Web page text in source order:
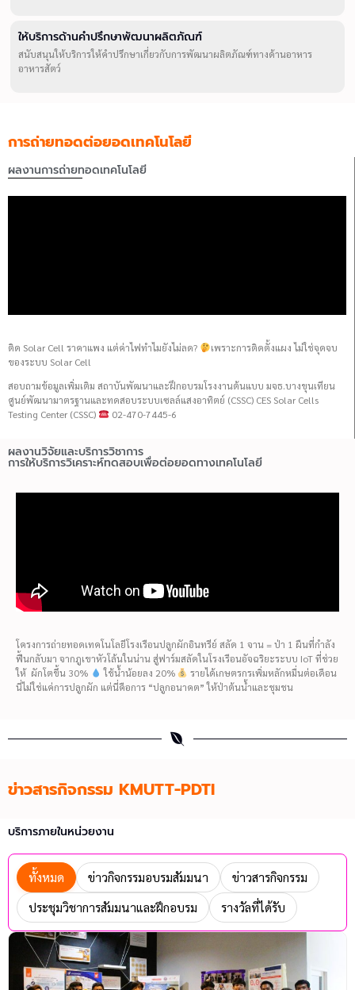
ให้บริการด้านคำปรึกษาพัฒนาผลิตภัณฑ์
สนับสนุนให้บริการให้คำปรึกษาเกี่ยวกับการพัฒนาผลิตภัณฑ์ทางด้านอาหาร
อาหารสัตว์
การถ่ายทอดต่อยอดเทคโนโลยี
ผลงานการถ่ายทอดเทคโนโลยี
ติด Solar Cell ราคาแพง แต่ค่าไฟทำไมยังไม่ลด?
เพราะการติดตั้งแผง ไม่ใช่จุดจบ
ของระบบ Solar Cell
สอบถามข้อมูลเพิ่มเติม สถาบันพัฒนาและฝึกอบรมโรงงานต้นแบบ มจธ.บางขุนเทียน
ศูนย์พัฒนามาตรฐานและทดสอบระบบเซลล์แสงอาทิตย์ (CSSC) CES Solar Cells
Testing Center (CSSC)
02-470-7445-6
ผลงานวิจัยและบริการวิชาการ
การให้บริการวิเคราะห์ทดสอบเพื่อต่อยอดทางเทคโนโลยี
โครงการถ่ายทอดเทคโนโลยีโรงเรือนปลูกผักอินทรีย์ สลัด 1 จาน = ป่า 1 ผืนที่กำลัง
ฟื้นกลับมา จากภูเขาหัวโล้นในน่าน สู่ฟาร์มสลัดในโรงเรือนอัจฉริยะระบบ IoT ที่ช่วย
ให้ ผักโตขึ้น 30%
ใช้น้ำน้อยลง 20%
รายได้เกษตรกรเพิ่มหลักหมื่นต่อเดือน
นี่ไม่ใช่แค่การปลูกผัก แต่นี่คือการ “ปลูกอนาคต” ให้ป่าต้นน้ำและชุมชน
ข่าวสารกิจกรรม KMUTT-PDTI
บริการภายในหน่วยงาน
ทั้งหมด ข่าวกิจกรรมอบรมสัมมนา
ข่าวสารกิจกรรม
ประชุมวิชาการสัมมนาและฝึกอบรม
รางวัลที่ได้รับ